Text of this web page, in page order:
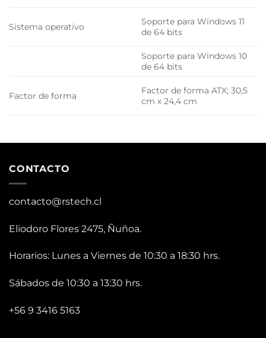
Sistema operativo
Soporte para Windows 11
de 64 bits
Soporte para Windows 10
de 64 bits
Factor de forma
Factor de forma ATX; 30,5
cm x 24,4 cm
CONTACTO
contacto@rstech.cl
Eliodoro Flores 2475, Ñuñoa.
Horarios: Lunes a Viernes de 10:30 a 18:30 hrs.
Sábados de 10:30 a 13:30 hrs.
+56 9 3416 5163